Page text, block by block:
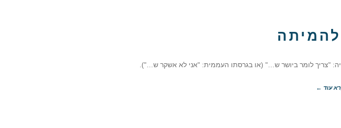
"צריך לומר ביושר ש…" (או בגרסתו העממית: "אני לא אשקר ש…").
עוד ←